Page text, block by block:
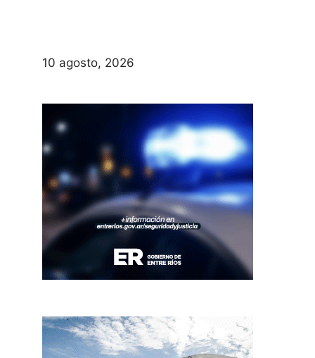
10 agosto, 2026